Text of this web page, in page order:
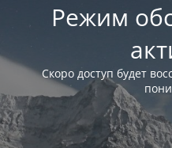
Режим
Скоро доступ будет